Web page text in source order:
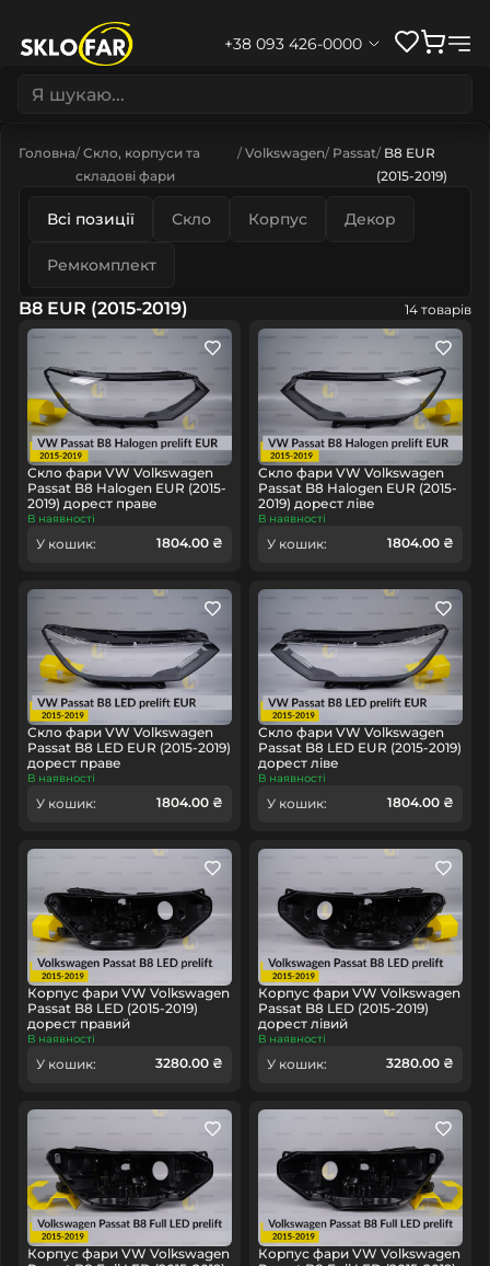
+38 093 426-0000
Головна Скло, корпуси та
складові фари
Volkswagen Passat B8 EUR
(2015-2019)
Всі позиції Скло Корпус Декор
Ремкомплект
B8 EUR (2015-2019) 14 товарів
Скло фари VW Volkswagen
Passat B8 Halogen EUR (2015-
2019) дорест праве
В наявності
У кошик: 1804.00 ₴
Скло фари VW Volkswagen
Passat B8 Halogen EUR (2015-
2019) дорест ліве
В наявності
У кошик: 1804.00 ₴
Скло фари VW Volkswagen
Passat B8 LED EUR (2015-2019)
дорест праве
В наявності
У кошик: 1804.00 ₴
Скло фари VW Volkswagen
Passat B8 LED EUR (2015-2019)
дорест ліве
В наявності
У кошик: 1804.00 ₴
Корпус фари VW Volkswagen
Passat B8 LED (2015-2019)
дорест правий
В наявності
У кошик: 3280.00 ₴
Корпус фари VW Volkswagen
Passat B8 LED (2015-2019)
дорест лівий
В наявності
У кошик: 3280.00 ₴
Корпус фари VW Volkswagen
Корпус фари VW Volkswagen